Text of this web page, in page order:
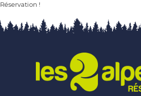
Réservation !